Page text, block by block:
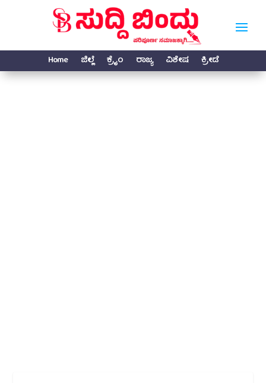
Home ಜಿಲ್ಲೆ ಕ್ರೈಂ ರಾಜ್ಯ ವಿಶೇಷ ಕ್ರೀಡೆ